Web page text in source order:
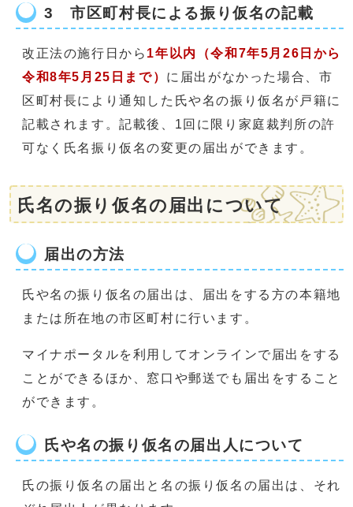
3 市区町村長による振り仮名の記載
改正法の施行日から 1年以内（令和7年5月26日から
令和8年5月25日まで） に届出がなかった場合、市
区町村長により通知した氏や名の振り仮名が戸籍に
記載されます。記載後、1回に限り家庭裁判所の許
可なく氏名振り仮名の変更の届出ができます。
氏名の振り仮名の届出について
届出の方法
氏や名の振り仮名の届出は、届出をする方の本籍地
または所在地の市区町村に行います。
マイナポータルを利用してオンラインで届出をする
ことができるほか、窓口や郵送でも届出をすること
ができます。
氏や名の振り仮名の届出人について
氏の振り仮名の届出と名の振り仮名の届出は、それ